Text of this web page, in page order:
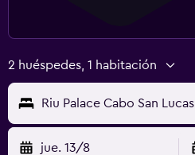
2 huéspedes, 1 habitación
Riu Palace Cabo San Lucas
jue. 13/8